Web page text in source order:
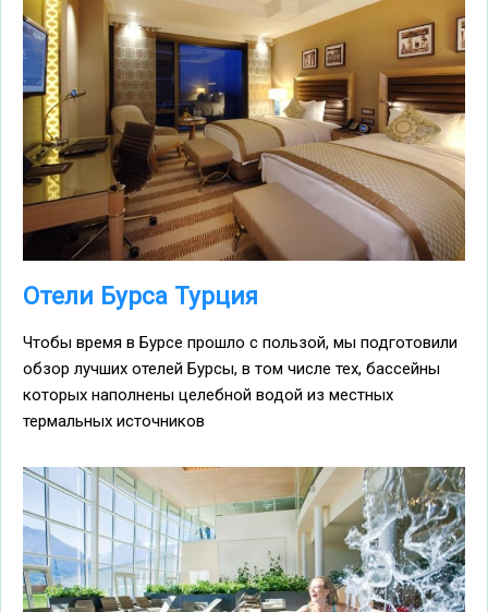
Отели Бурса Турция
Чтобы время в Бурсе прошло с пользой, мы подготовили
обзор лучших отелей Бурсы, в том числе тех, бассейны
которых наполнены целебной водой из местных
термальных источников